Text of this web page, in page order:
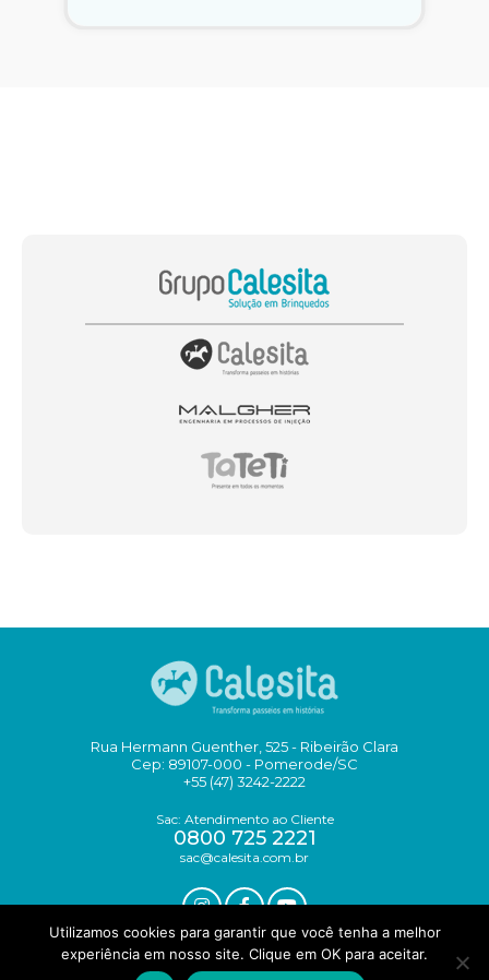
Rua Hermann Guenther, 525 - Ribeirão Clara
Cep: 89107-000 - Pomerode/SC
+55 (47) 3242-2222
Sac: Atendimento ao Cliente
0800 725 2221
sac@calesita.com.br
Utilizamos cookies para garantir que você tenha a melhor
experiência em nosso site. Clique em OK para aceitar.